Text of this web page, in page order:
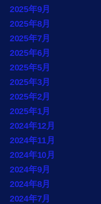
2025年9月
2025年8月
2025年7月
2025年6月
2025年5月
2025年3月
2025年2月
2025年1月
2024年12月
2024年11月
2024年10月
2024年9月
2024年8月
2024年7月